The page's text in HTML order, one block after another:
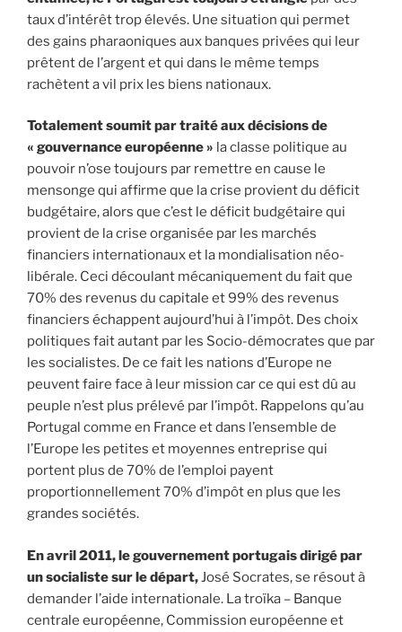
taux d’intérêt trop élevés. Une situation qui permet
des gains pharaoniques aux banques privées qui leur
prêtent de l’argent et qui dans le même temps
rachètent a vil prix les biens nationaux.
Totalement soumit par traité aux décisions de
« gouvernance européenne » la classe politique au
pouvoir n’ose toujours par remettre en cause le
mensonge qui affirme que la crise provient du déficit
budgétaire, alors que c’est le déficit budgétaire qui
provient de la crise organisée par les marchés
financiers internationaux et la mondialisation néo-
libérale. Ceci découlant mécaniquement du fait que
70% des revenus du capitale et 99% des revenus
financiers échappent aujourd’hui à l’impôt. Des choix
politiques fait autant par les Socio-démocrates que par
les socialistes. De ce fait les nations d’Europe ne
peuvent faire face à leur mission car ce qui est dû au
peuple n’est plus prélevé par l’impôt. Rappelons qu’au
Portugal comme en France et dans l’ensemble de
l’Europe les petites et moyennes entreprise qui
portent plus de 70% de l’emploi payent
proportionnellement 70% d’impôt en plus que les
grandes sociétés.
En avril 2011, le gouvernement portugais dirigé par
un socialiste sur le départ, José Socrates, se résout à
demander l’aide internationale. La troïka – Banque
centrale européenne, Commission européenne et